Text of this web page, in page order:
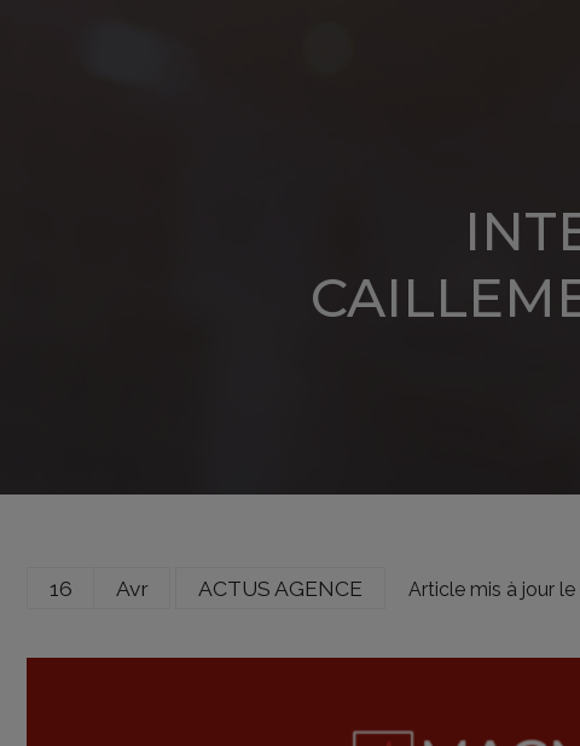
16 Avr ACTUS AGENCE Article mis à jour